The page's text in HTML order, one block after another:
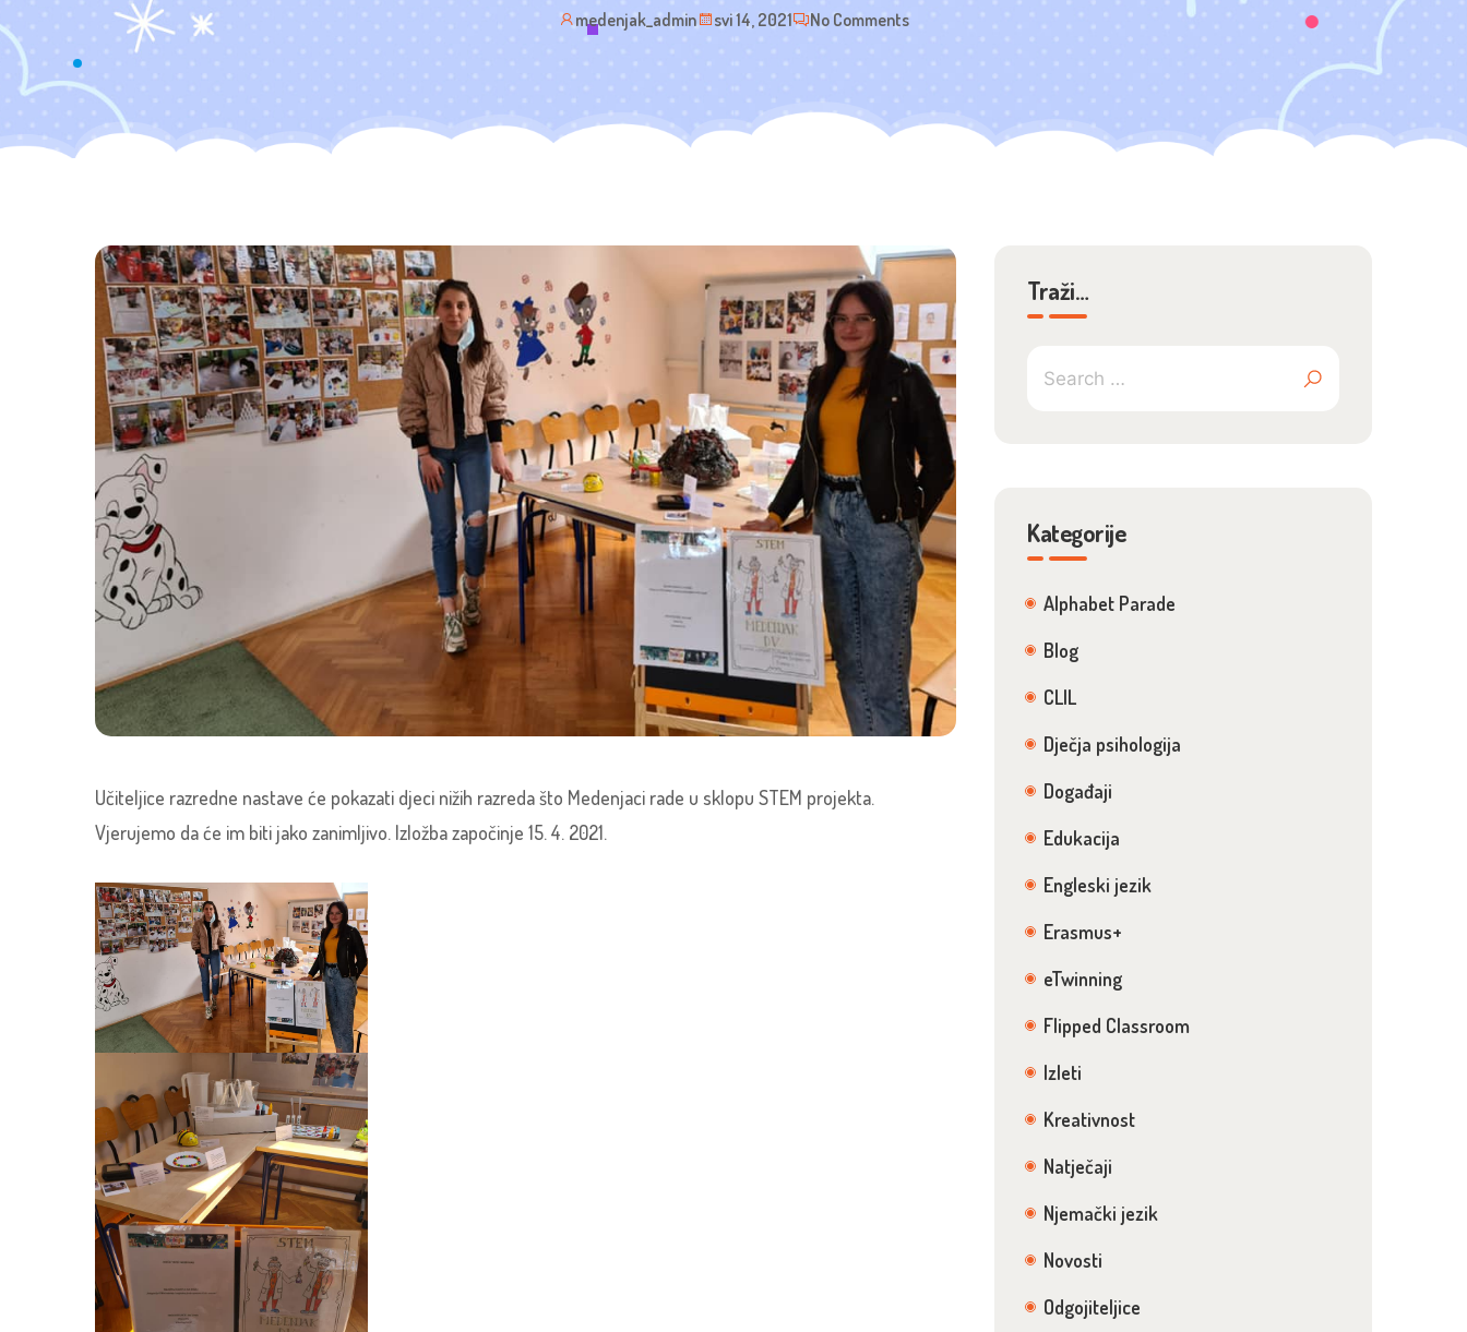
medenjak_admin svi 14, 2021 No Comments
Učiteljice razredne nastave će pokazati djeci nižih razreda što Medenjaci rade u sklopu STEM projekta.
Vjerujemo da će im biti jako zanimljivo. Izložba započinje 15. 4. 2021.
Traži…
Kategorije
Alphabet Parade
Blog
CLIL
Dječja psihologija
Događaji
Edukacija
Engleski jezik
Erasmus+
eTwinning
Flipped Classroom
Izleti
Kreativnost
Natječaji
Njemački jezik
Novosti
Odgojiteljice